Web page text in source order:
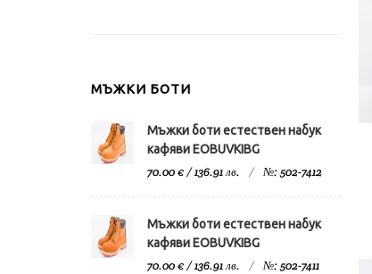
МЪЖКИ БОТИ
Мъжки боти естествен набук
кафяви EOBUVKIBG
70.00 € / 136.91 лв. №: 502-7412
Мъжки боти естествен набук
кафяви EOBUVKIBG
70.00 € / 136.91 лв. №: 502-7411